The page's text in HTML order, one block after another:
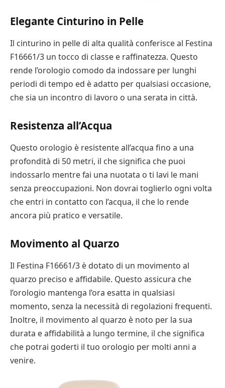
Elegante Cinturino in Pelle
Il cinturino in pelle di alta qualità conferisce al Festina
F16661/3 un tocco di classe e raffinatezza. Questo
rende l’orologio comodo da indossare per lunghi
periodi di tempo ed è adatto per qualsiasi occasione,
che sia un incontro di lavoro o una serata in città.
Resistenza all’Acqua
Questo orologio è resistente all’acqua fino a una
profondità di 50 metri, il che significa che puoi
indossarlo mentre fai una nuotata o ti lavi le mani
senza preoccupazioni. Non dovrai toglierlo ogni volta
che entri in contatto con l’acqua, il che lo rende
ancora più pratico e versatile.
Movimento al Quarzo
Il Festina F16661/3 è dotato di un movimento al
quarzo preciso e affidabile. Questo assicura che
l’orologio mantenga l’ora esatta in qualsiasi
momento, senza la necessità di regolazioni frequenti.
Inoltre, il movimento al quarzo è noto per la sua
durata e affidabilità a lungo termine, il che significa
che potrai goderti il tuo orologio per molti anni a
venire.